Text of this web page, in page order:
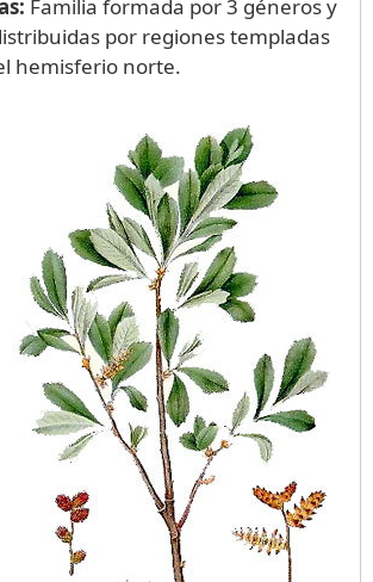
Familia formada por 3 géneros y
por regiones templadas
hemisferio norte.